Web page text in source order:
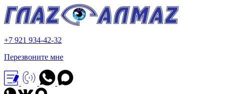
+7 921 934-42-32
Перезвоните мне